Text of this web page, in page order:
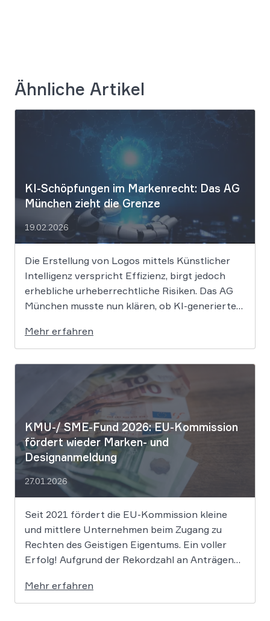
Ähnliche Artikel
KI-Schöpfungen im Markenrecht: Das AG
München zieht die Grenze
19.02.2026
Die Erstellung von Logos mittels Künstlicher
Intelligenz verspricht Effizienz, birgt jedoch
erhebliche urheberrechtliche Risiken. Das AG
München musste nun klären, ob KI-generierte
erreichen, um rechtlichen Schutz gegen
Nachahmung zu genießen. Die Entscheidung
verdeutlicht, dass der bloße Einsatz von
Algorithmen ohne menschliche Prägung den
Schutzraum des […]
Mehr erfahren
KMU-/ SME-Fund 2026: EU-Kommission
fördert wieder Marken- und
Designanmeldung
27.01.2026
Seit 2021 fördert die EU-Kommission kleine
und mittlere Unternehmen beim Zugang zu
Rechten des Geistigen Eigentums. Ein voller
Erfolg! Aufgrund der Rekordzahl an Anträgen
Business“ wurden die zugewiesenen Mittel in
den letzten Jahren immer rasant aufgebraucht.
Mehr erfahren